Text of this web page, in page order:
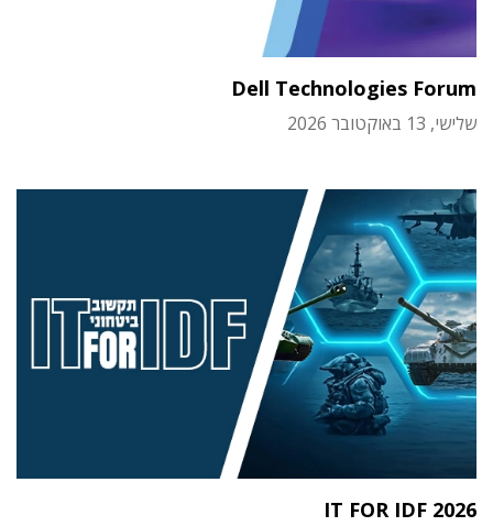
Dell Technologies Forum
שלישי, 13 באוקטובר 2026
IT FOR IDF 2026